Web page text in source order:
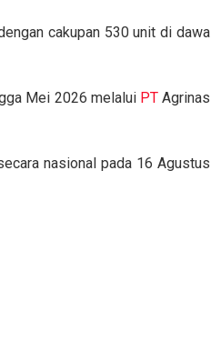
cakupan 530 unit di dawa
Mei 2026 melalui PTAgrinas
nasional pada 16 Agustus